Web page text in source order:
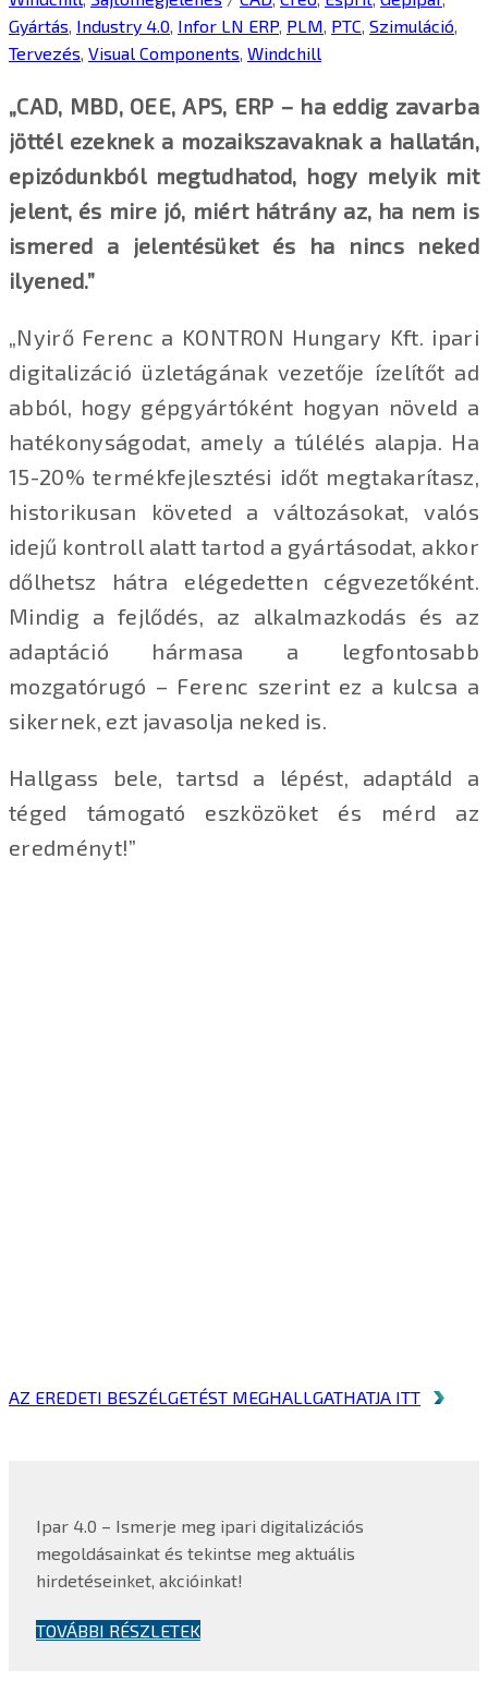
Gyártás, Industry 4.0, Infor LN ERP, PLM, PTC, Szimuláció,
Tervezés, Visual Components, Windchill
„CAD, MBD, OEE, APS, ERP – ha eddig zavarba
jöttél ezeknek a mozaikszavaknak a hallatán,
epizódunkból megtudhatod, hogy melyik mit
jelent, és mire jó, miért hátrány az, ha nem is
ismered a jelentésüket és ha nincs neked
ilyened.”
„Nyirő Ferenc a KONTRON Hungary Kft. ipari
digitalizáció üzletágának vezetője ízelítőt ad
abból, hogy gépgyártóként hogyan növeld a
hatékonyságodat, amely a túlélés alapja. Ha
15-20% termékfejlesztési időt megtakarítasz,
historikusan követed a változásokat, valós
idejű kontroll alatt tartod a gyártásodat, akkor
dőlhetsz hátra elégedetten cégvezetőként.
Mindig a fejlődés, az alkalmazkodás és az
adaptáció hármasa a legfontosabb
mozgatórugó – Ferenc szerint ez a kulcsa a
sikernek, ezt javasolja neked is.
Hallgass bele, tartsd a lépést, adaptáld a
téged támogató eszközöket és mérd az
eredményt!”
AZ EREDETI BESZÉLGETÉST MEGHALLGATHATJA ITT
Ipar 4.0 – Ismerje meg ipari digitalizációs
megoldásainkat és tekintse meg aktuális
hirdetéseinket, akcióinkat!
TOVÁBBI RÉSZLETEK